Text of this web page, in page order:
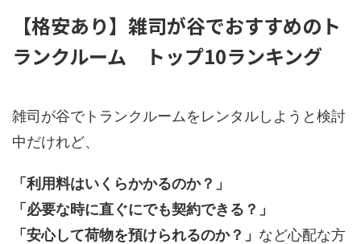
【格安あり】雑司が谷でおすすめのト
ランクルーム トップ10ランキング
雑司が谷でトランクルームをレンタルしようと検討
中だけれど、
「利用料はいくらかかるのか？」
「必要な時に直ぐにでも契約できる？」
「安心して荷物を預けられるのか？」 など心配な方